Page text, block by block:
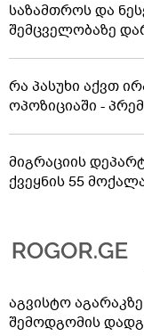
საზამთროს და
შემცველობაზე
რა პასუხი აქვთ
ოპოზიციაში -
მიგრაციის
ქვეყნის 55
აგვისტო
შემოდგომის